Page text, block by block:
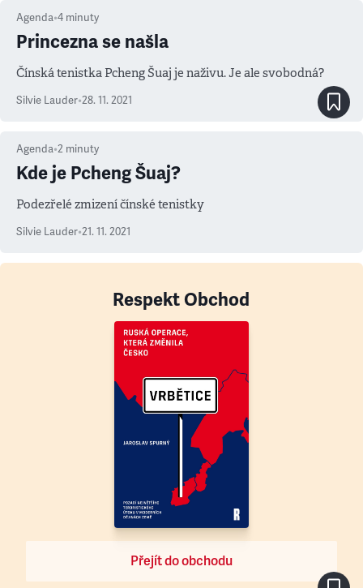
Agenda•4 minuty
Princezna se našla
Čínská tenistka Pcheng Šuaj je naživu. Je ale svobodná?
Silvie Lauder•28. 11. 2021
Agenda•2 minuty
Kde je Pcheng Šuaj?
Podezřelé zmizení čínské tenistky
Silvie Lauder•21. 11. 2021
Respekt Obchod
Přejít do obchodu